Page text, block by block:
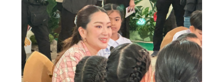
สันติไมตรี ทำเนียบรัฐบาล เมื่อวันที่ 11 มกราคม 2567 ที่ผ่านมา